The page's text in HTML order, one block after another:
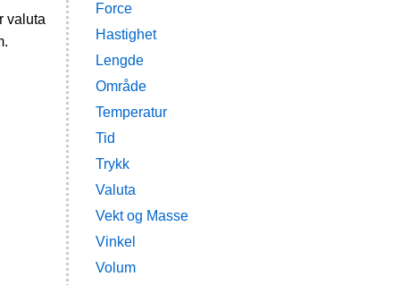
valuta
Force
Hastighet
Lengde
Område
Temperatur
Tid
Trykk
Valuta
Vekt og Masse
Vinkel
Volum